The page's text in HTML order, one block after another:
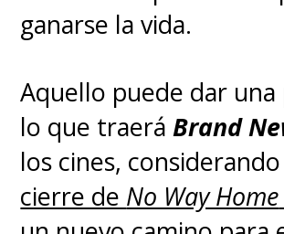
ganarse la vida.
Aquello puede dar una
lo que traeráBrand
los cines,
cierre de No Way Home